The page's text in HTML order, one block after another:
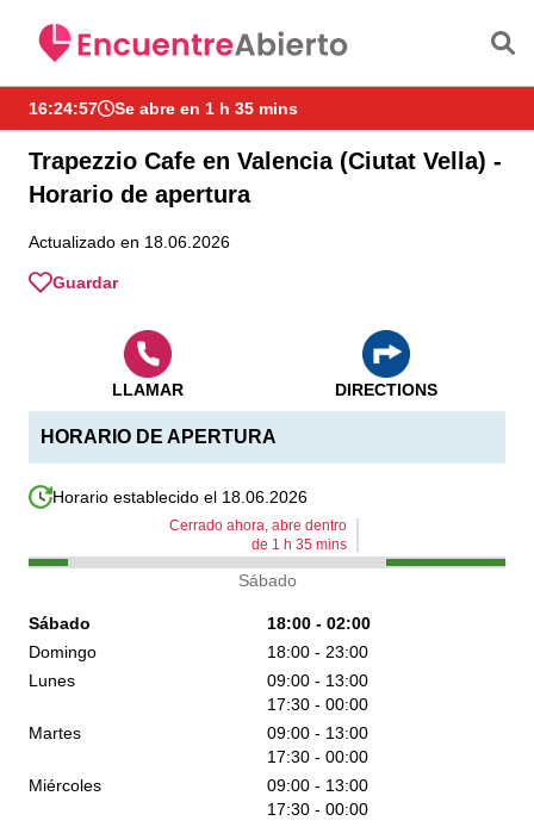
16:24:58 Se abre en 1 h 35 mins
Trapezzio Cafe en Valencia (Ciutat Vella) -
Horario de apertura
Actualizado en 18.06.2026
Guardar
HORARIO DE APERTURA
Horario establecido el 18.06.2026
Cerrado ahora, abre dentro
de 1 h 35mins
Sábado
Sábado
18:00 - 02:00
Domingo
18:00 - 23:00
Lunes
09:00 - 13:00
17:30 - 00:00
Martes
09:00 - 13:00
17:30 - 00:00
Miércoles
09:00 - 13:00
17:30 - 00:00
LLAMAR DIRECTIONS